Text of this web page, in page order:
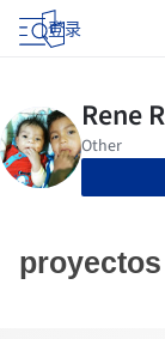
登录
proyectos